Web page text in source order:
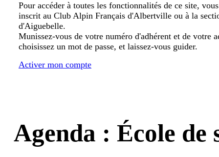
Pour accéder à toutes les fonctionnalités de ce site,
inscrit au Club Alpin Français d'Albertville ou à la
d'Aiguebelle.
Munissez-vous de votre numéro d'adhérent et de votre
choisissez un mot de passe, et laissez-vous guider.
Activer mon compte
Agenda : École